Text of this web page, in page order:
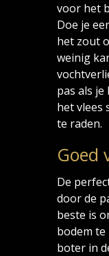
voor het
Doe je
het zout
weinig
pas als
het vlees
te raden.
Goed
De
door de
beste is
bodem te
boter in